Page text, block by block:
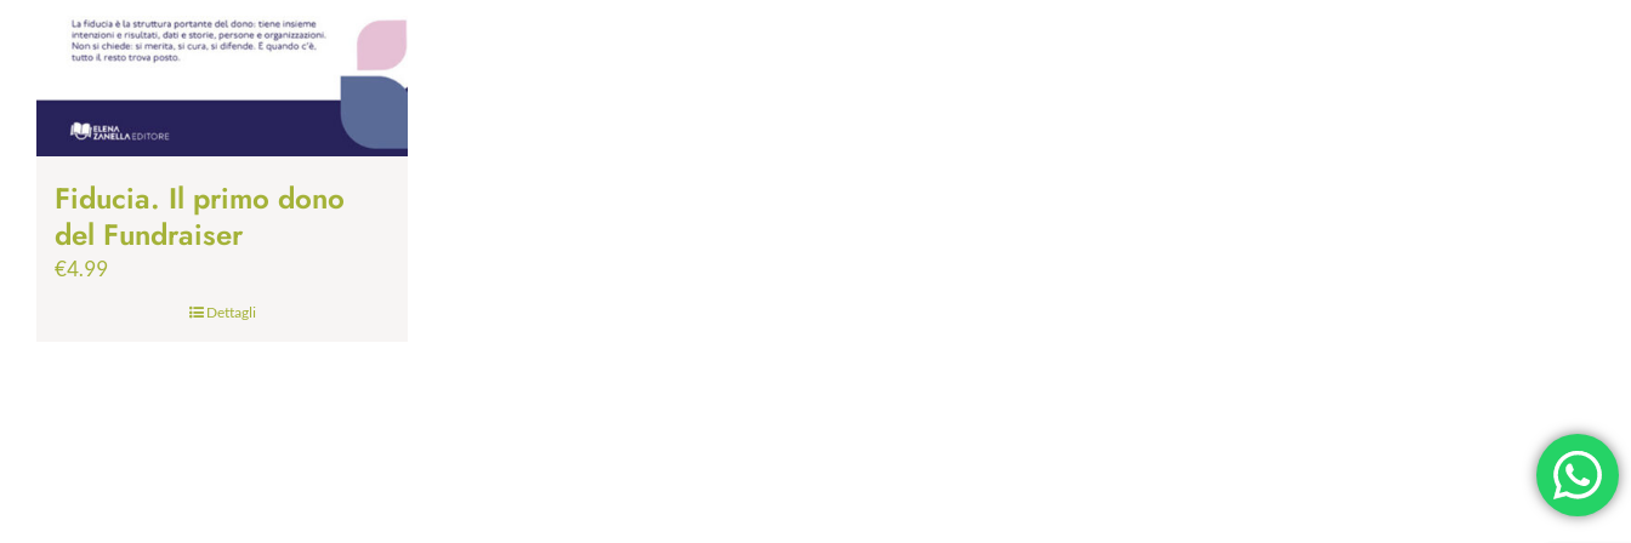
Fiducia. Il primo dono
del Fundraiser
€4.99
Dettagli